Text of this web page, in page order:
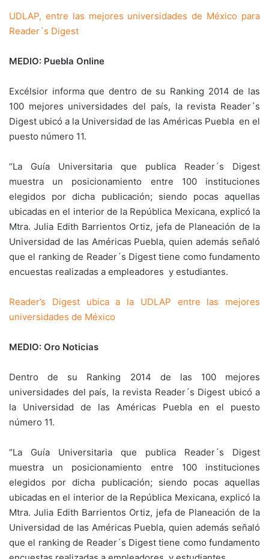
UDLAP, entre las mejores universidades de México para
Reader´s Digest
MEDIO: Puebla Online
Excélsior informa que dentro de su Ranking 2014 de las
100 mejores universidades del país, la revista Reader´s
Digest ubicó a la Universidad de las Américas Puebla en el
puesto número 11.
“La Guía Universitaria que publica Reader´s Digest
muestra un posicionamiento entre 100 instituciones
elegidos por dicha publicación; siendo pocas aquellas
ubicadas en el interior de la República Mexicana, explicó la
Mtra. Julia Edith Barrientos Ortiz, jefa de Planeación de la
Universidad de las Américas Puebla, quien además señaló
que el ranking de Reader´s Digest tiene como fundamento
encuestas realizadas a empleadores y estudiantes.
Reader’s Digest ubica a la UDLAP entre las mejores
universidades de México
MEDIO: Oro Noticias
Dentro de su Ranking 2014 de las 100 mejores
universidades del país, la revista Reader´s Digest ubicó a
la Universidad de las Américas Puebla en el puesto
número 11.
“La Guía Universitaria que publica Reader´s Digest
muestra un posicionamiento entre 100 instituciones
elegidos por dicha publicación; siendo pocas aquellas
ubicadas en el interior de la República Mexicana, explicó la
Mtra. Julia Edith Barrientos Ortiz, jefa de Planeación de la
Universidad de las Américas Puebla, quien además señaló
que el ranking de Reader´s Digest tiene como fundamento